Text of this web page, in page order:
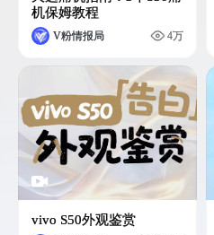
机保姆教程
V粉情报局 4万
vivo S50外观鉴赏